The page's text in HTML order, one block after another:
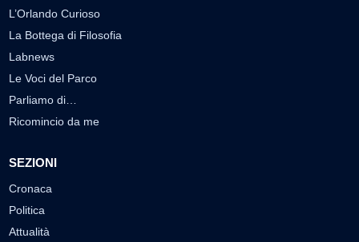
L’Orlando Curioso
La Bottega di Filosofia
Labnews
Le Voci del Parco
Parliamo di…
Ricomincio da me
SEZIONI
Cronaca
Politica
Attualità